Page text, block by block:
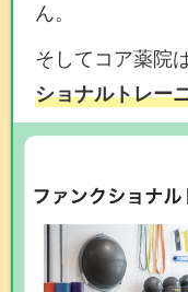
ん。
そしてコア薬院
ショナルトレー